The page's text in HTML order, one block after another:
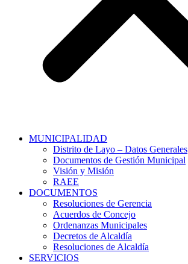
MUNICIPALIDAD
Distrito de Layo – Datos Generales
Documentos de Gestión Municipal
Visión y Misión
RAEE
DOCUMENTOS
Resoluciones de Gerencia
Acuerdos de Concejo
Ordenanzas Municipales
Decretos de Alcaldía
Resoluciones de Alcaldía
SERVICIOS